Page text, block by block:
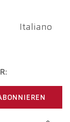
Italiano